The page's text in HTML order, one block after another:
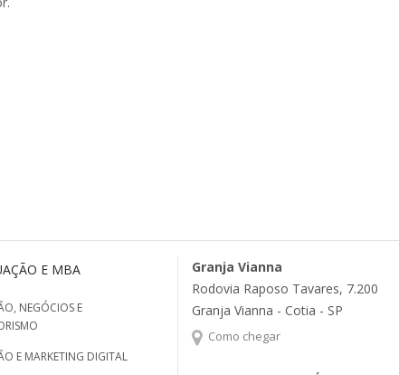
E MBA
NEGÓCIOS E
E MARKETING DIGITAL
Granja Vianna
Rodovia Raposo Tavares, 7.200
Granja Vianna - Cotia - SP
Como chegar